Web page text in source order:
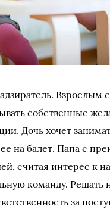
Взрослым
собственные
Дочь хочет
на балет. Папа с
считая интерес к
команду. Решать
за